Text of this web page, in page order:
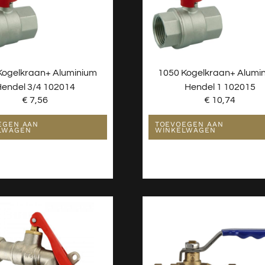
Aluminium
3/4 102014
€ 7,56
AAN
1050 Kogelkraan+
Hendel 1 102015
€ 10,74
TOEVOEGEN AAN
WINKELWAGEN